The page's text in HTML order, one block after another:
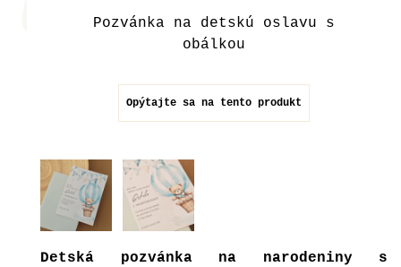
Pozvánka na detskú oslavu s
obálkou
Opýtajte sa na tento produkt
Detská pozvánka na narodeniny s